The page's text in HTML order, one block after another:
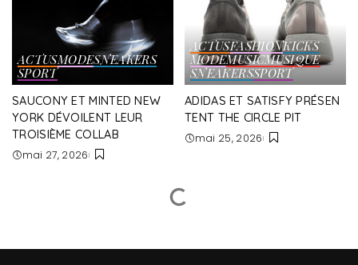
ACTUSMODESNEAKERS
SPORT
SAUCONY ET MINTED NEW
YORK DÉVOILENT LEUR
TROISIÈME COLLAB
mai 27, 2026
ACTUSFASHIONKICKS
MODEMUSICMUSIQUE
SNEAKERSSPORT
ADIDAS ET SATISFY PRÉSEN
TENT THE CIRCLE PIT
mai 25, 2026